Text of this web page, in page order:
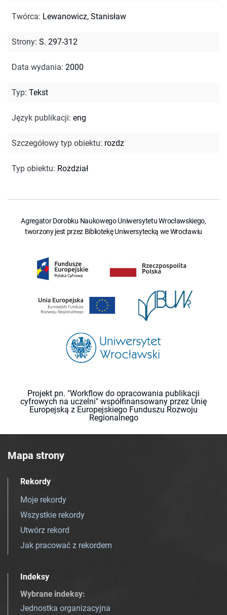
Twórca: Lewanowicz, Stanisław
Strony: S. 297-312
Data wydania: 2000
Typ: Tekst
Język publikacji: eng
Szczegółowy typ obiektu: rozdz
Typ obiektu: Rozdział
Agregator Dorobku Naukowego Uniwersytetu Wrocławskiego,
tworzony jest przez Bibliotekę Uniwersytecką we Wrocławiu
Projekt pn. "Workflow do opracowania publikacji
cyfrowych na uczelni" współfinansowany przez Unię
Europejską z Europejskiego Funduszu Rozwoju
Regionalnego
Mapa strony
Rekordy
Moje rekordy
Wszystkie rekordy
Utwórz rekord
Jak pracować z rekordem
Indeksy
Wybrane indeksy:
Jednostka organizacyjna